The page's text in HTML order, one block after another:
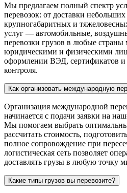
Мы предлагаем полный спектр
перевозок: от доставки
крупногабаритных и
услуг — автомобильные,
перевозки грузов в любые
юридическими и физическими
оформлении ВЭД, сертификатов
контроля.
Как организовать международную
Организация международной
начинается с подачи заявки на
Мы помогаем выбрать
рассчитать стоимость,
полное сопровождение при
логистическая сеть позволяет
доставлять грузы в любую точку
Какие типы грузов вы перевозите?